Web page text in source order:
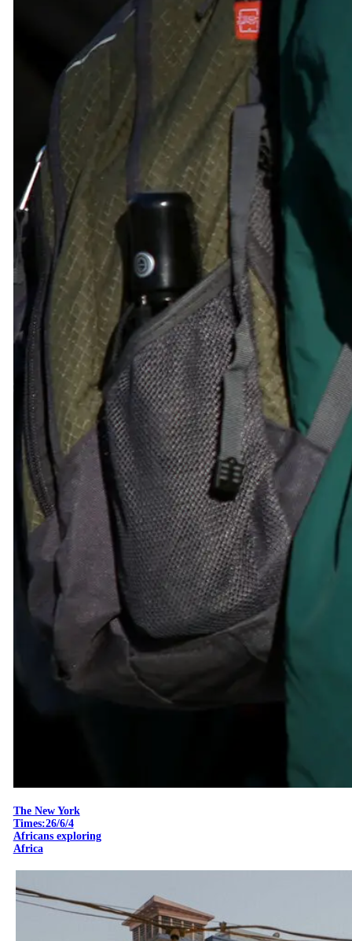
The New York
Times:26/6/4
Africans exploring
Africa